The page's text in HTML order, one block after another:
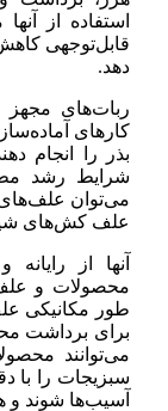
استفاده از
قابل‌توجهی
دهد.
ربات‌های مجهز
کارهای
بذر را انجام
شرایط رشد
می‌توان علف‌های
علف کش‌های
آنها از
محصولات و
طور مکانیکی
برای برداشت
می‌توانند
سبزیجات را با
آسیب‌ها شوند و